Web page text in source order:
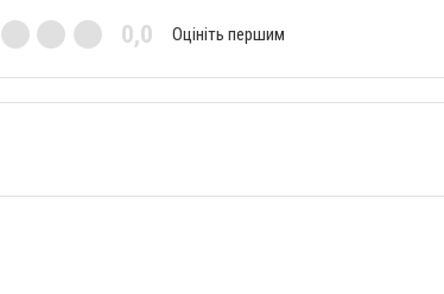
0,0 Оцініть першим